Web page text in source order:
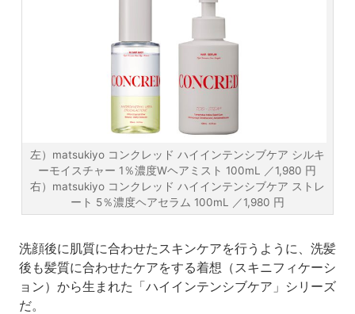
左）matsukiyo コンクレッド ハイインテンシブケア シルキ
ーモイスチャー 1％濃度Wヘアミスト 100mL ／1,980 円
右）matsukiyo コンクレッド ハイインテンシブケア ストレ
ート 5％濃度ヘアセラム 100mL ／1,980 円
洗顔後に肌質に合わせたスキンケアを行うように、洗髪
後も髪質に合わせたケアをする着想（スキニフィケーシ
ョン）から生まれた「ハイインテンシブケア」シリーズ
だ。